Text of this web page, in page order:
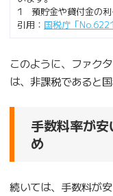
1 預貯金や貸付金の
引用： 国税庁「
このように、ファク
は、非課税であると
手数料率が
め
続いては、手数料が